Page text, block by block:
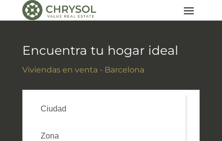
Encuentra tu hogar ideal
Viviendas en venta - Barcelona
Ciudad
Zona